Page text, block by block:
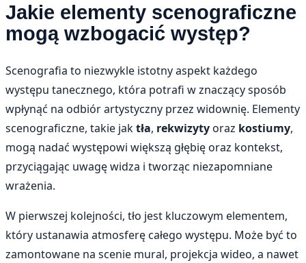
Jakie elementy scenograficzne
mogą wzbogacić występ?
Scenografia to niezwykle istotny aspekt każdego
występu tanecznego, która potrafi w znaczący sposób
wpłynąć na odbiór artystyczny przez widownię. Elementy
scenograficzne, takie jaktła, rekwizytyoraz kostiumy,
mogą nadać występowi większą głębię oraz kontekst,
przyciągając uwagę widza i tworząc niezapomniane
wrażenia.
W pierwszej kolejności, tło jest kluczowym elementem,
który ustanawia atmosferę całego występu. Może być to
zamontowane na scenie mural, projekcja wideo, a nawet